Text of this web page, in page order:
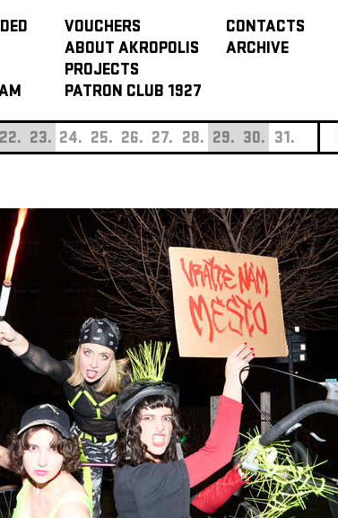
VOUCHERS
ABOUT AKROPOLIS
PROJECTS
PATRON CLUB 1927
CONTACTS
ARCHIVE
22. 23. 24. 25. 26. 27. 28. 29. 30. 31.